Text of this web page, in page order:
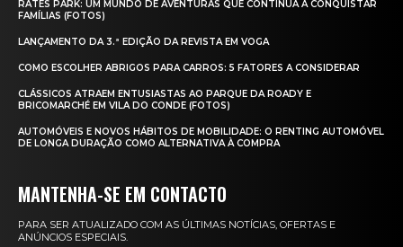
RATES PARK: UM MUNDO DE AVENTURAS QUE CONTINUA A CONQUISTAR
FAMÍLIAS (FOTOS)
LANÇAMENTO DA 3.ª EDIÇÃO DA REVISTA EM VOGA
COMO ESCOLHER ABRIGOS PARA CARROS: 5 FATORES A CONSIDERAR
CLÁSSICOS ATRAEM ENTUSIASTAS AO PARQUE DA ROADY E
BRICOMARCHÉ EM VILA DO CONDE (FOTOS)
AUTOMÓVEIS E NOVOS HÁBITOS DE MOBILIDADE: O RENTING AUTOMÓVEL
DE LONGA DURAÇÃO COMO ALTERNATIVA À COMPRA
MANTENHA-SE EM CONTACTO
PARA SER ATUALIZADO COM AS ÚLTIMAS NOTÍCIAS, OFERTAS E
ANÚNCIOS ESPECIAIS.